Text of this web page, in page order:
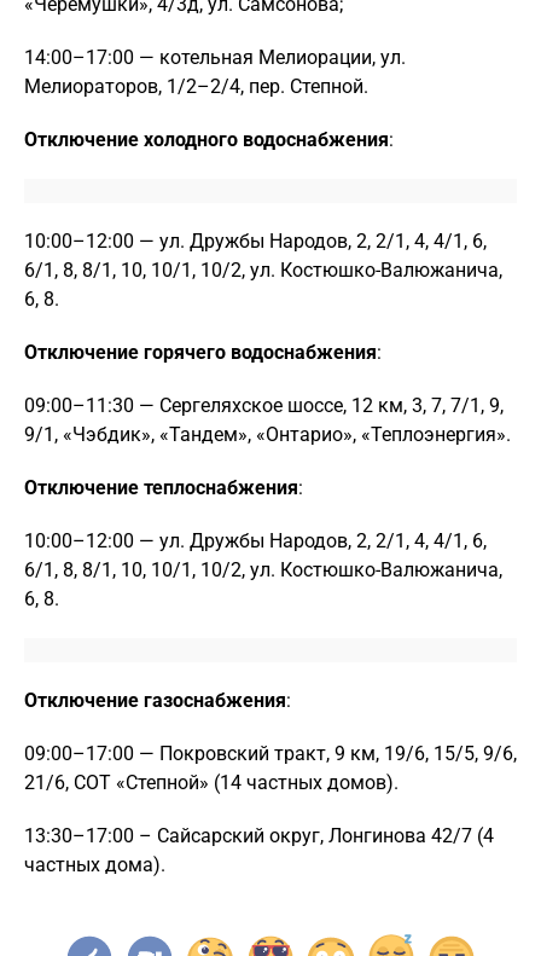
14:00–17:00 — котельная Мелиорации, ул.
Мелиораторов, 1/2–2/4, пер. Степной.
Отключение холодного водоснабжения:
10:00–12:00 — ул. Дружбы Народов, 2, 2/1, 4, 4/1, 6,
6/1, 8, 8/1, 10, 10/1, 10/2, ул. Костюшко-Валюжанича,
6, 8.
Отключение горячего водоснабжения:
09:00–11:30 — Сергеляхское шоссе, 12 км, 3, 7, 7/1, 9,
9/1, «Чэбдик», «Тандем», «Онтарио», «Теплоэнергия».
Отключение теплоснабжения:
10:00–12:00 — ул. Дружбы Народов, 2, 2/1, 4, 4/1, 6,
6/1, 8, 8/1, 10, 10/1, 10/2, ул. Костюшко-Валюжанича,
6, 8.
Отключение газоснабжения:
09:00–17:00 — Покровский тракт, 9 км, 19/6, 15/5, 9/6,
21/6, СОТ «Степной» (14 частных домов).
13:30–17:00 – Сайсарский округ, Лонгинова 42/7 (4
частных дома).